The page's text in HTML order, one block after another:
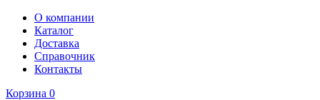
О компании
Каталог
Доставка
Справочник
Контакты
Корзина 0